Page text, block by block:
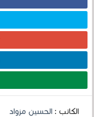
الكاتب :الحسين مزواد